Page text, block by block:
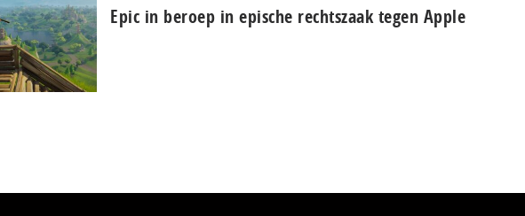
Epic in beroep in epische rechtszaak tegen Apple